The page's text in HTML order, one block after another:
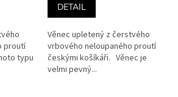
proutí
typu
DETAIL
Věnec upletený z čerstvého
vrbového neloupaného proutí
českými košíkáři. Věnec je
velmi pevný...